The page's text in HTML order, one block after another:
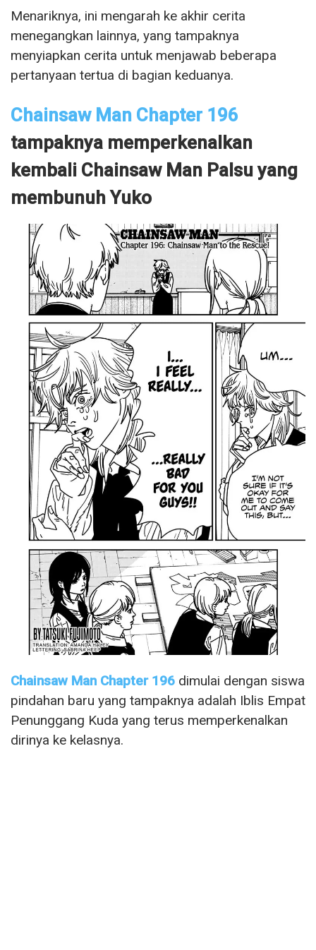
Menariknya, ini mengarah ke akhir cerita
menegangkan lainnya, yang tampaknya
menyiapkan cerita untuk menjawab beberapa
pertanyaan tertua di bagian keduanya.
Chainsaw Man Chapter 196
tampaknya memperkenalkan
kembali Chainsaw Man Palsu yang
membunuh Yuko
Chainsaw Man Chapter 196 dimulai dengan siswa
pindahan baru yang tampaknya adalah Iblis Empat
Penunggang Kuda yang terus memperkenalkan
dirinya ke kelasnya.